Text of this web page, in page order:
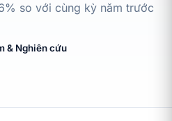
so với cùng kỳ năm trước
& Nghiên cứu